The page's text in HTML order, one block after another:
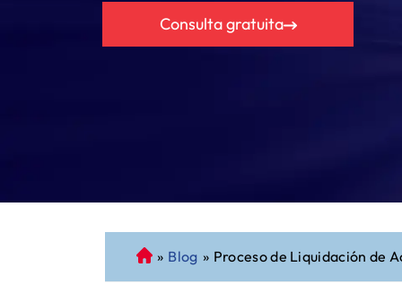
Consulta gratuita
A
b
» Blog » Proceso de Liquidación de